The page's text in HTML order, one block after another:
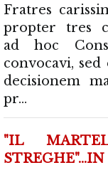
Fratres
propter tres
ad hoc
convocavi,
decisionem
pr...
"IL